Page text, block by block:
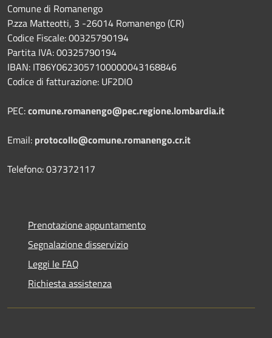
Comune di Romanengo
P.zza Matteotti, 3 -26014 Romanengo (CR)
Codice Fiscale: 00325790194
Partita IVA: 00325790194
IBAN: IT86Y0623057100000043168846
Codice di fatturazione: UF2DIO
PEC:comune.romanengo@pec.regione.lombardia.it
Email: protocollo@comune.romanengo.cr.it
Telefono: 037372117
Prenotazione appuntamento
Segnalazione disservizio
Leggi le FAQ
Richiesta assistenza